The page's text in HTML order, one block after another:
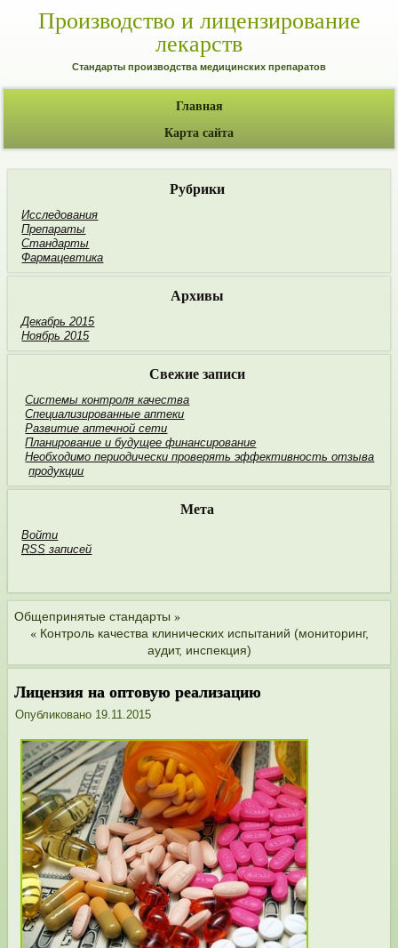
Производство и лицензирование
лекарств
Стандарты производства медицинских препаратов
Главная
Карта сайта
Рубрики
Исследования
Препараты
Стандарты
Фармацевтика
Архивы
Декабрь 2015
Ноябрь 2015
Свежие записи
Системы контроля качества
Специализированные аптеки
Развитие аптечной сети
Планирование и будущее финан­сирование
Необходимо пери­одически проверять эффективность отзыва
продукции
Мета
Войти
RSS записей
Общепринятые стандарты »
« Контроль качества клинических испытаний (мониторинг,
аудит, инспекция)
Лицензия на оптовую реализацию
Опубликовано 19.11.2015